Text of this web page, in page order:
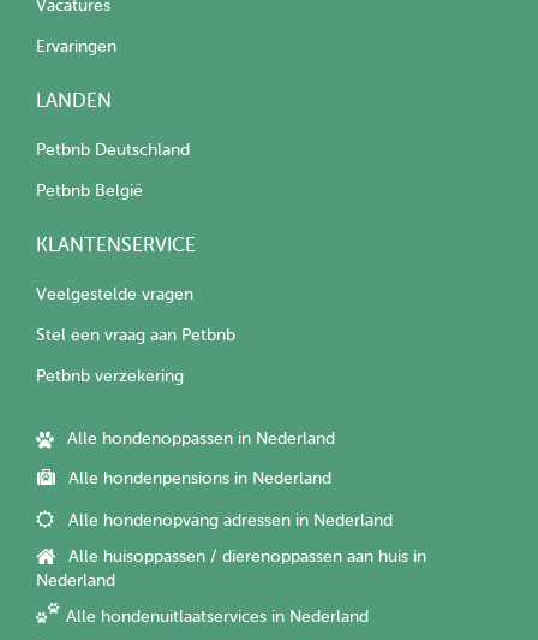
Vacatures
Ervaringen
LANDEN
Petbnb Deutschland
Petbnb België
KLANTENSERVICE
Veelgestelde vragen
Stel een vraag aan Petbnb
Petbnb verzekering
Alle hondenoppassen in Nederland
Alle hondenpensions in Nederland
Alle hondenopvang adressen in Nederland
Alle huisoppassen / dierenoppassen aan huis in
Nederland
Alle hondenuitlaatservices in Nederland